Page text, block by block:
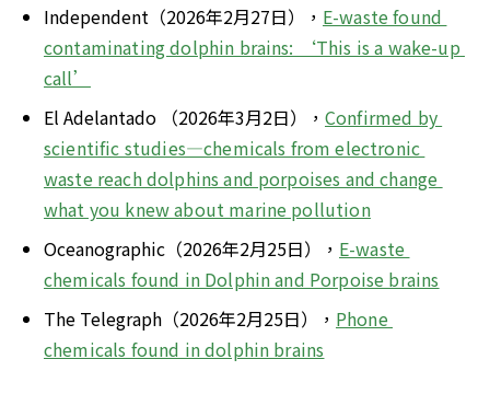
Independent（2026年2月27日）， E-waste found
contaminating dolphin brains: ‘This is a wake-up
call’
El Adelantado （2026年3月2日）， Confirmed by
scientific studies—chemicals from electronic
waste reach dolphins and porpoises and change
what you knew about marine pollution
Oceanographic（2026年2月25日）， E-waste
chemicals found in Dolphin and Porpoise brains
The Telegraph（2026年2月25日）， Phone
chemicals found in dolphin brains